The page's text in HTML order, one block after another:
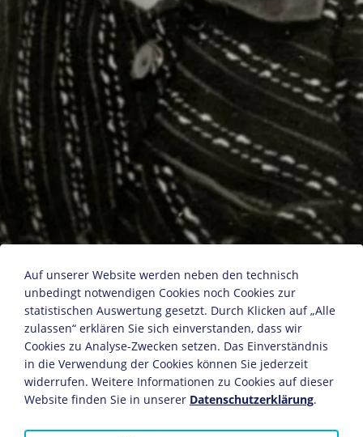
Dorothea Günther
1933
© Christiane Hussels, Hannover
Auf unserer Website werden neben den technisch
unbedingt notwendigen Cookies noch Cookies zur
statistischen Auswertung gesetzt. Durch Klicken auf „Alle
zulassen“ erklären Sie sich einverstanden, dass wir
Cookies zu Analyse-Zwecken setzen. Das Einverständnis
in die Verwendung der Cookies können Sie jederzeit
widerrufen. Weitere Informationen zu Cookies auf dieser
Website finden Sie in unserer Datenschutzerklärung.